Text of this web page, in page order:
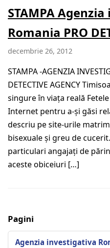
STAMPA
Romania PRO
decembrie 26, 2012
STAMPA -AGENZIA
DETECTIVE AGENCY
singure în viaţa reală
Internet pentru a-şi găsi
descriu pe site-urile
bisexuale şi greu de
particulari angajaţi de
aceste obiceiuri […]
Pagini
Agenzia investigativa